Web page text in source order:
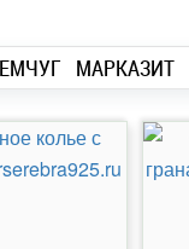
МАРКАЗИТ